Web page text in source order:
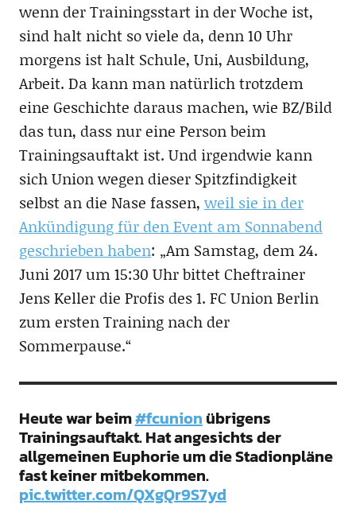
wenn der Trainingsstart in der Woche ist,
sind halt nicht so viele da, denn 10 Uhr
morgens ist halt Schule, Uni, Ausbildung,
Arbeit. Da kann man natürlich trotzdem
eine Geschichte daraus machen, wie BZ/Bild
das tun, dass nur eine Person beim
Trainingsauftakt ist. Und irgendwie kann
sich Union wegen dieser Spitzfindigkeit
selbst an die Nase fassen, weil sie in der
Ankündigung für den Event am Sonnabend
geschrieben haben: „Am Samstag, dem 24.
Juni 2017 um 15:30 Uhr bittet Cheftrainer
Jens Keller die Profis des 1. FC Union Berlin
zum ersten Training nach der
Sommerpause.“
Heute war beim#fcunionübrigens
Trainingsauftakt. Hat angesichts der
allgemeinen Euphorie um die Stadionpläne
fast keiner mitbekommen.
pic.twitter.com/QXgQr9S7yd